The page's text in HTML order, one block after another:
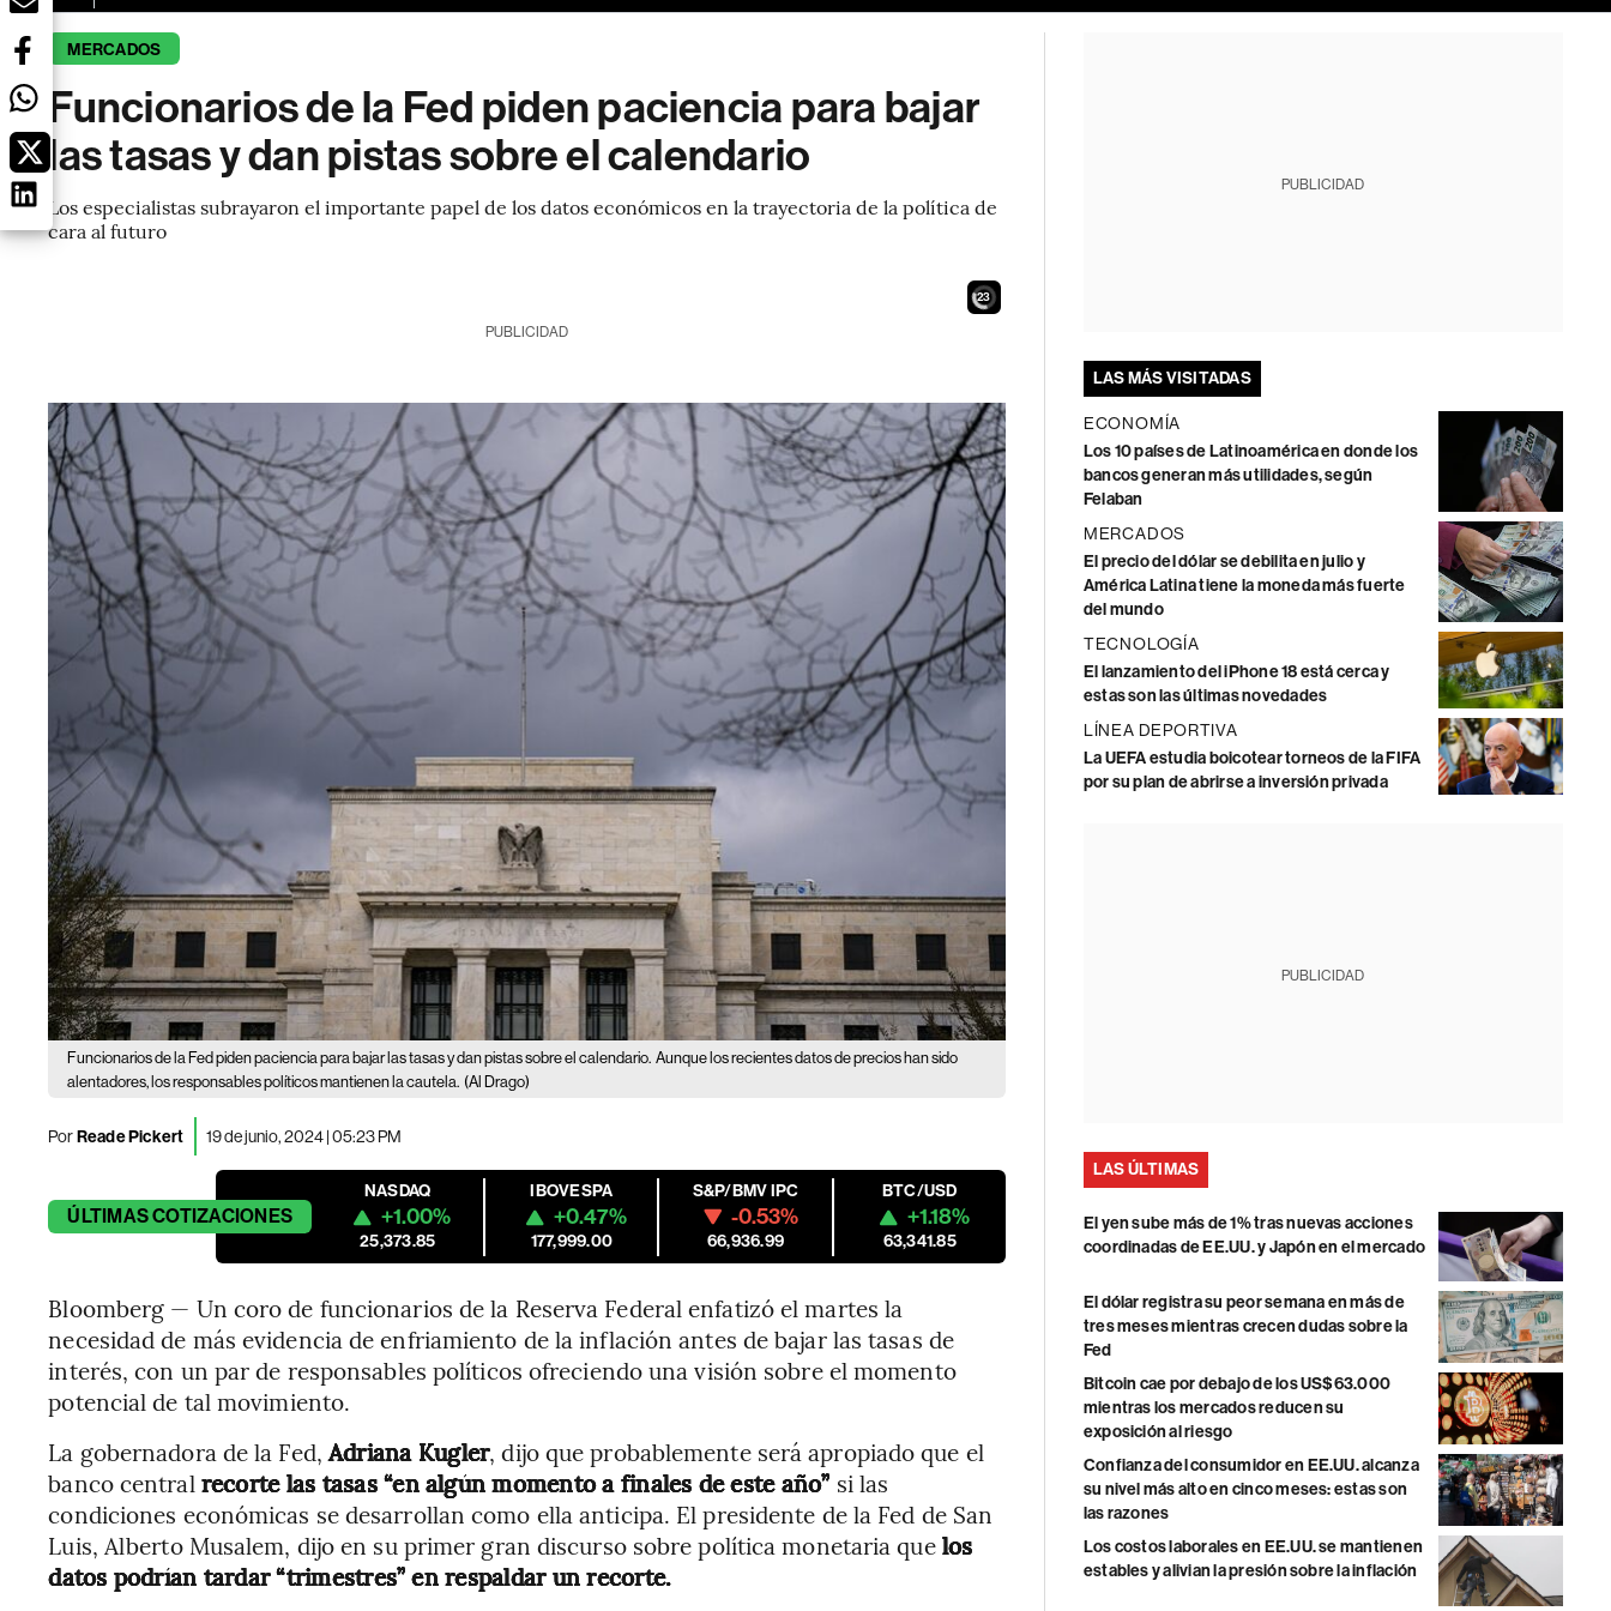
MERCADOS
Funcionarios de la Fed piden paciencia para bajar
las tasas y dan pistas sobre el calendario
Los especialistas subrayaron el importante papel de los datos económicos en la trayectoria de la política de
cara al futuro
21
PUBLICIDAD
Funcionarios de la Fed piden paciencia para bajar las tasas y dan pistas sobre el calendario. Aunque los recientes datos de precios han sido
alentadores, los responsables políticos mantienen la cautela. (Al Drago)
PorReade Pickert 19 de junio, 2024 | 05:23 PM
ÚLTIMASCOTIZACIONES
NASDAQ
+1.00%
25,373.85
IBOVESPA
+0.47%
177,999.00
S&P/BMV IPC
-0.53%
66,936.99
BTC/USD
+1.18%
63,341.85
Bloomberg — Un coro de funcionarios de la Reserva Federal enfatizó el martes la
necesidad de más evidencia de enfriamiento de la inflación antes de bajar las tasas de
interés, con un par de responsables políticos ofreciendo una visión sobre el momento
potencial de tal movimiento.
La gobernadora de la Fed,Adriana Kugler, dijo que probablemente será apropiado que el
banco central recorte las tasas “en algún momento a finales de este año” si las
condiciones económicas se desarrollan como ella anticipa. El presidente de la Fed de San
Luis, Alberto Musalem, dijo en su primer gran discurso sobre política monetaria quelos
datos podrían tardar “trimestres” en respaldar un recorte.
PUBLICIDAD
LAS MÁS VISITADAS
ECONOMÍA
Los 10 países de Latinoamérica en donde los
bancos generan más utilidades, según
Felaban
MERCADOS
El precio del dólar se debilita en julio y
América Latina tiene la moneda más fuerte
del mundo
TECNOLOGÍA
El lanzamiento del iPhone 18 está cerca y
estas son las últimas novedades
LÍNEA DEPORTIVA
La UEFA estudia boicotear torneos de la FIFA
por su plan de abrirse a inversión privada
PUBLICIDAD
LAS ÚLTIMAS
El yen sube más de 1% tras nuevas acciones
coordinadas de EE.UU. y Japón en el mercado
El dólar registra su peor semana en más de
tres meses mientras crecen dudas sobre la
Fed
Bitcoin cae por debajo de los US$63.000
mientras los mercados reducen su
exposición al riesgo
Confianza del consumidor en EE.UU. alcanza
su nivel más alto en cinco meses: estas son
las razones
Los costos laborales en EE.UU. se mantienen
estables y alivian la presión sobre la inflación